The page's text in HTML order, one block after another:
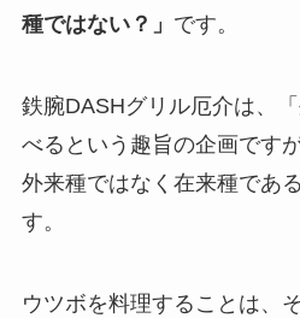
種ではない？」 です。
鉄腕DASHグリル厄介は、
べるという趣旨の企画です
外来種ではなく在来種であ
す。
ウツボを料理することは、